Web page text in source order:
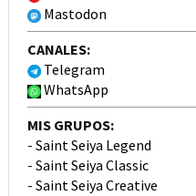
Mastodon
CANALES:
Telegram
WhatsApp
MIS GRUPOS:
- Saint Seiya Legend
- Saint Seiya Classic
- Saint Seiya Creative